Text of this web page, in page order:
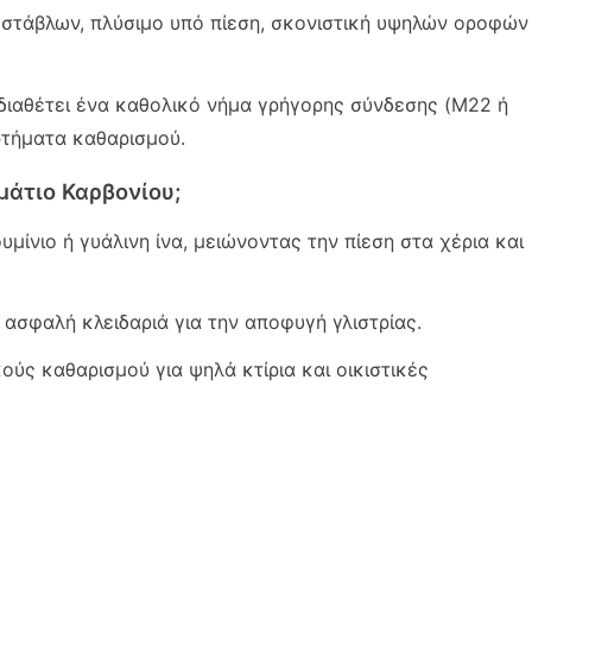
πλύσιμο υπό πίεση, σκονιστική υψηλών οροφών
ένα καθολικό νήμα γρήγορης σύνδεσης (M22 ή
καθαρισμού.
Καρβονίου;
ή γυάλινη ίνα, μειώνοντας την πίεση στα χέρια και
κλειδαριά για την αποφυγή γλιστρίας.
καθαρισμού για ψηλά κτίρια και οικιστικές